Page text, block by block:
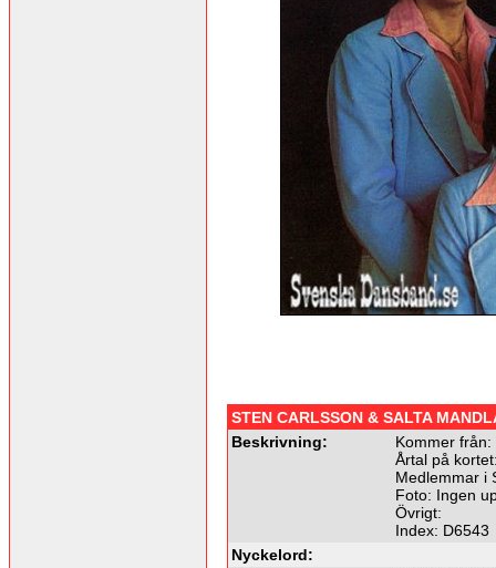
STEN CARLSSON & SALTA
Beskrivning:
Kommer från:
Årtal på
Medlemmar i
Foto: Ingen
Övrigt:
Index: D6543
Nyckelord: